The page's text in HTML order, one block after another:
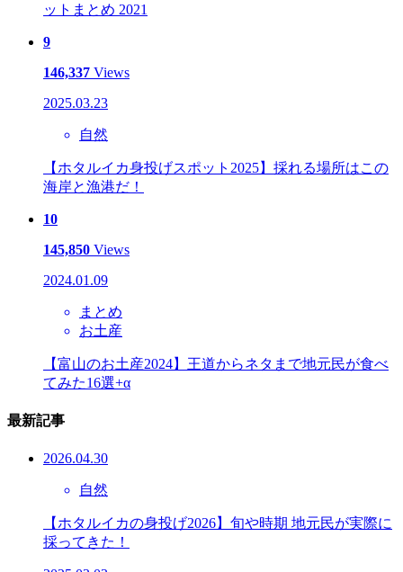
ットまとめ 2021
9
146,337 Views
2025.03.23
自然
【ホタルイカ身投げスポット2025】採れる場所はこの
海岸と漁港だ！
10
145,850 Views
2024.01.09
まとめ
お土産
【富山のお土産2024】王道からネタまで地元民が食べ
てみた16選+α
最新記事
2026.04.30
自然
【ホタルイカの身投げ2026】旬や時期 地元民が実際に
採ってきた！